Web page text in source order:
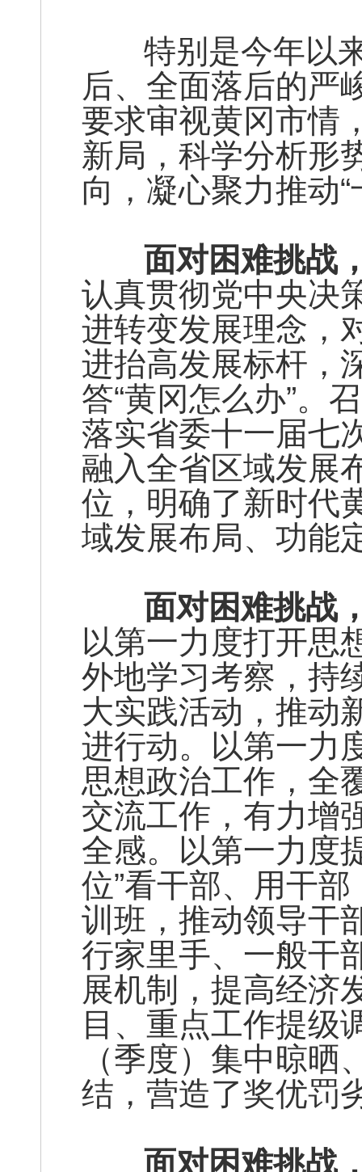
特别是今年以来
后、全面落后的严
要求审视黄冈市情
新局，科学分析形
向，凝心聚力推动
面对困难挑战，
认真贯彻党中央决
进转变发展理念，
进抬高发展标杆，
答“黄冈怎么办”。
落实省委十一届七
融入全省区域发展
位，明确了新时代
域发展布局、功能
面对困难挑战，
以第一力度打开思
外地学习考察，持
大实践活动，推动
进行动。以第一力
思想政治工作，全
交流工作，有力增
全感。以第一力度
位”看干部、用干
训班，推动领导干
行家里手、一般干
展机制，提高经济
目、重点工作提级
（季度）集中晾
结，营造了奖优罚
面对困难挑战，